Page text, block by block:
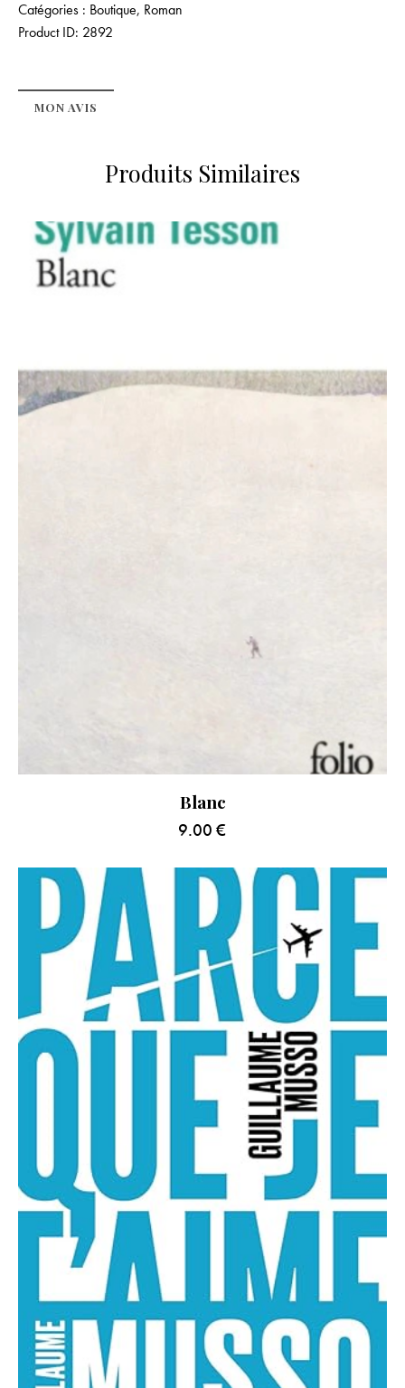
Catégories : Boutique, Roman
Product ID: 2892
MON AVIS
Produits Similaires
Blanc
9.00 €